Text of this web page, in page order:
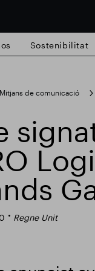
Sostenibilitat
Mitjans de comunicació
Regne Unit